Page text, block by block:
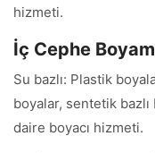
hizmeti.
İç Cephe
Su bazlı: Plastik
boyalar, sentetik
daire boyacı hizmeti.